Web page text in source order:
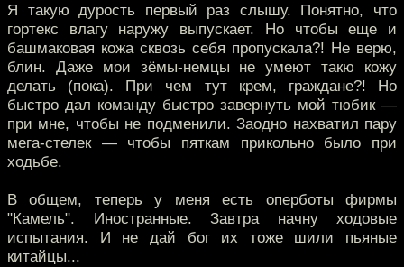
Я такую дурость первый раз слышу. Понятно, что
гортекс влагу наружу выпускает. Но чтобы еще и
башмаковая кожа сквозь себя пропускала?! Не верю,
блин. Даже мои зёмы-немцы не умеют такю кожу
делать (пока). При чем тут крем, граждане?! Но
быстро дал команду быстро завернуть мой тюбик —
при мне, чтобы не подменили. Заодно нахватил пару
мега-стелек — чтобы пяткам прикольно было при
ходьбе.
В общем, теперь у меня есть оперботы фирмы
"Камель". Иностранные. Завтра начну ходовые
испытания. И не дай бог их тоже шили пьяные
китайцы...